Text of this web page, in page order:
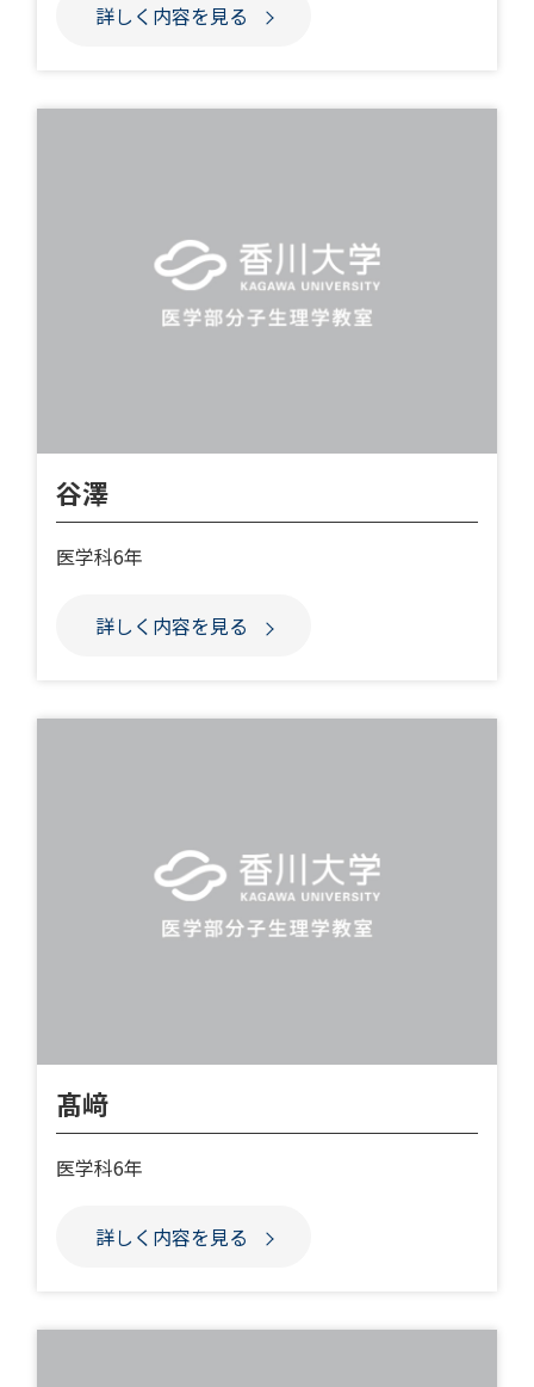
詳しく内容を見る
谷澤
医学科6年
詳しく内容を見る
髙﨑
医学科6年
詳しく内容を見る